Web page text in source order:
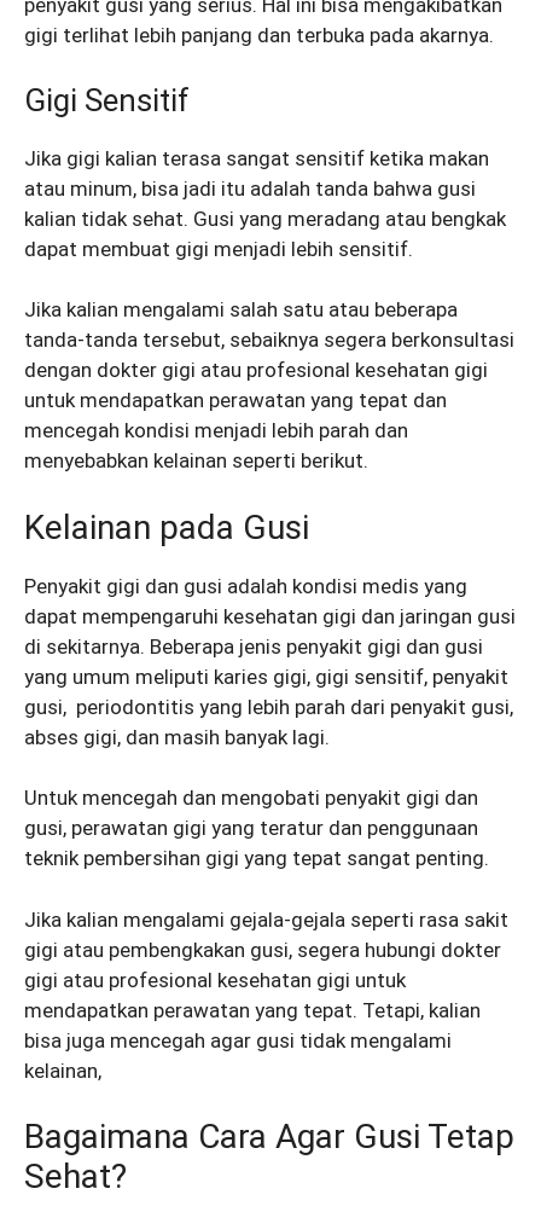
penyakit gusi yang serius. Hal ini bisa mengakibatkan
gigi terlihat lebih panjang dan terbuka pada akarnya.
Gigi Sensitif
Jika gigi kalian terasa sangat sensitif ketika makan
atau minum, bisa jadi itu adalah tanda bahwa gusi
kalian tidak sehat. Gusi yang meradang atau bengkak
dapat membuat gigi menjadi lebih sensitif.
Jika kalian mengalami salah satu atau beberapa
tanda-tanda tersebut, sebaiknya segera berkonsultasi
dengan dokter gigi atau profesional kesehatan gigi
untuk mendapatkan perawatan yang tepat dan
mencegah kondisi menjadi lebih parah dan
menyebabkan kelainan seperti berikut.
Kelainan pada Gusi
Penyakit gigi dan gusi adalah kondisi medis yang
dapat mempengaruhi kesehatan gigi dan jaringan gusi
di sekitarnya. Beberapa jenis penyakit gigi dan gusi
yang umum meliputi karies gigi, gigi sensitif, penyakit
gusi, periodontitis yang lebih parah dari penyakit gusi,
abses gigi, dan masih banyak lagi.
Untuk mencegah dan mengobati penyakit gigi dan
gusi, perawatan gigi yang teratur dan penggunaan
teknik pembersihan gigi yang tepat sangat penting.
Jika kalian mengalami gejala-gejala seperti rasa sakit
gigi atau pembengkakan gusi, segera hubungi dokter
gigi atau profesional kesehatan gigi untuk
mendapatkan perawatan yang tepat. Tetapi, kalian
bisa juga mencegah agar gusi tidak mengalami
kelainan,
Bagaimana Cara Agar Gusi Tetap
Sehat?